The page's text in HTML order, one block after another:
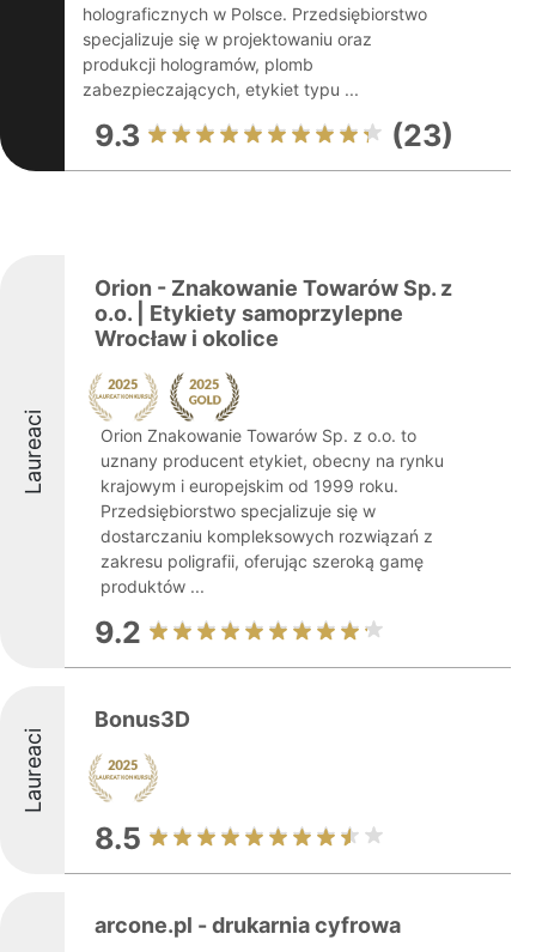
holograficznych w Polsce. Przedsiębiorstwo
specjalizuje się w projektowaniu oraz
produkcji hologramów, plomb
zabezpieczających, etykiet typu ...
9.3 (23)
Laureaci
Orion - Znakowanie Towarów Sp. z
o.o. | Etykiety samoprzylepne
Wrocław i okolice
Orion Znakowanie Towarów Sp. z o.o. to
uznany producent etykiet, obecny na rynku
krajowym i europejskim od 1999 roku.
Przedsiębiorstwo specjalizuje się w
dostarczaniu kompleksowych rozwiązań z
zakresu poligrafii, oferując szeroką gamę
produktów ...
9.2
Laureaci
Bonus3D
8.5
arcone.pl - drukarnia cyfrowa